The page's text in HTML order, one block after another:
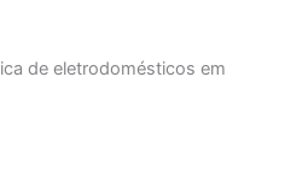
de eletrodomésticos em